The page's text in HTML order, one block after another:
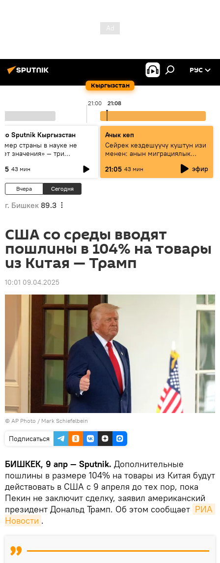
Кыргызстан
РУС
21:00 21:08
Sputnik Кыргызстан
страны в науке не
значения» — три
и Кыргызстана в
43 мин
Ачык кеп
Сейрек кездешүүчү куштун изи
менен: анын миграциялык
жолу эмнеден кабар берет?
21:05 43 мин эфир
Вчера Сегодня
г. Бишкек 89.3
США со среды вводят
пошлины в 104% на товары
из Китая — Трамп
10:01 09.04.2025
© AP Photo / Mark Schiefelbein
Подписаться
БИШКЕК, 9 апр — Sputnik. Дополнительные
пошлины в размере 104% на товары из Китая будут
действовать в США с 9 апреля до тех пор, пока
Пекин не заключит сделку, заявил американский
президент Дональд Трамп. Об этом сообщает РИА
Новости .